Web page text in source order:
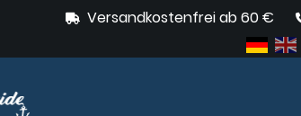
Versandkostenfrei ab 60 €